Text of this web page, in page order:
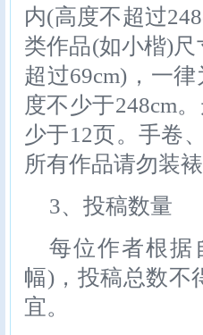
内(高度不超过
类作品(如小楷)
超过69cm)，一
度不少于248cm
少于12页。手卷
所有作品请勿装
3、投稿数量
每位作者根据
幅)，投稿总数不
宜。